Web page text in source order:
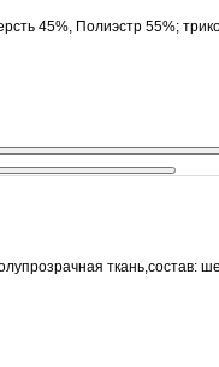
45%, Полиэстр 55%;
ткань,состав: